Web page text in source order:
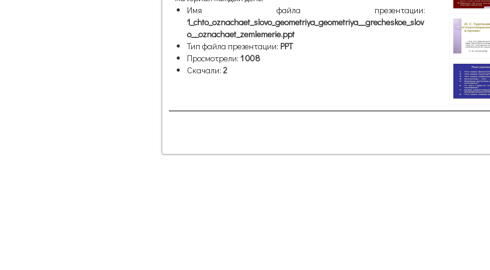
Имя файла презентации:
1_chto_oznachaet_slovo_geometriya_geometriya__grecheskoe_slov
o__oznachaet_zemlemerie.ppt
Тип файла презентации: PPT
Просмотрели: 1 008
Скачали: 2